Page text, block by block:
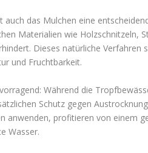
das Mulchen eine
Materialien wie Holzschnitzeln,
Dieses natürliche
und Fruchtbarkeit.
Während die
Schutz gegen
anwenden, profitieren von einem
Wasser.